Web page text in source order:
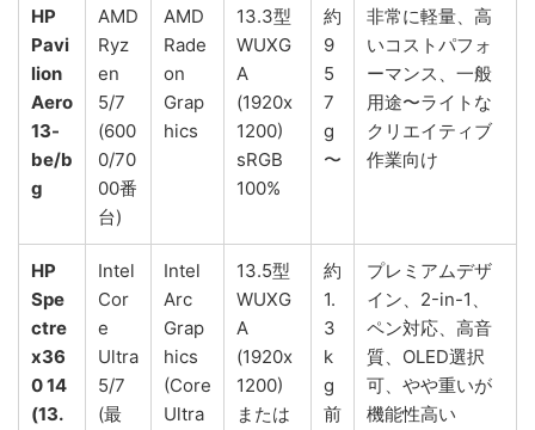
HP
Pavi
lion
Aero
13-
be/b
g
AMD
Ryz
en
5/7
(600
0/70
00番
台)
AMD
Rade
on
Grap
hics
13.3型
WUXG
A
(1920x
1200)
sRGB
100%
約
9
5
7
g
〜
非常に軽量、高
いコストパフォ
ーマンス、一般
用途〜ライトな
クリエイティブ
作業向け
HP
Spe
ctre
x36
0 14
(13.
Intel
Cor
e
Ultra
5/7
(最
Intel
Arc
Grap
hics
(Core
Ultra
13.5型
WUXG
A
(1920x
1200)
または
約
1.
3
k
g
前
プレミアムデザ
イン、2-in-1、
ペン対応、高音
質、OLED選択
可、やや重いが
機能性高い